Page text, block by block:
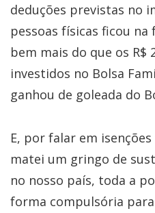
deduções previstas no
pessoas físicas ficou na
bem mais do que os R$
investidos no Bolsa
ganhou de goleada do
E, por falar em
matei um gringo de
no nosso país, toda a
forma compulsória